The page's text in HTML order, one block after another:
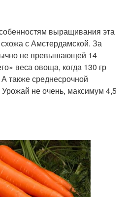
выращивания эта
с Амстердамской. За
не превышающей 14
веса овоща, когда 130 гр
А также среднесрочной
Урожай не очень, максимум 4,5